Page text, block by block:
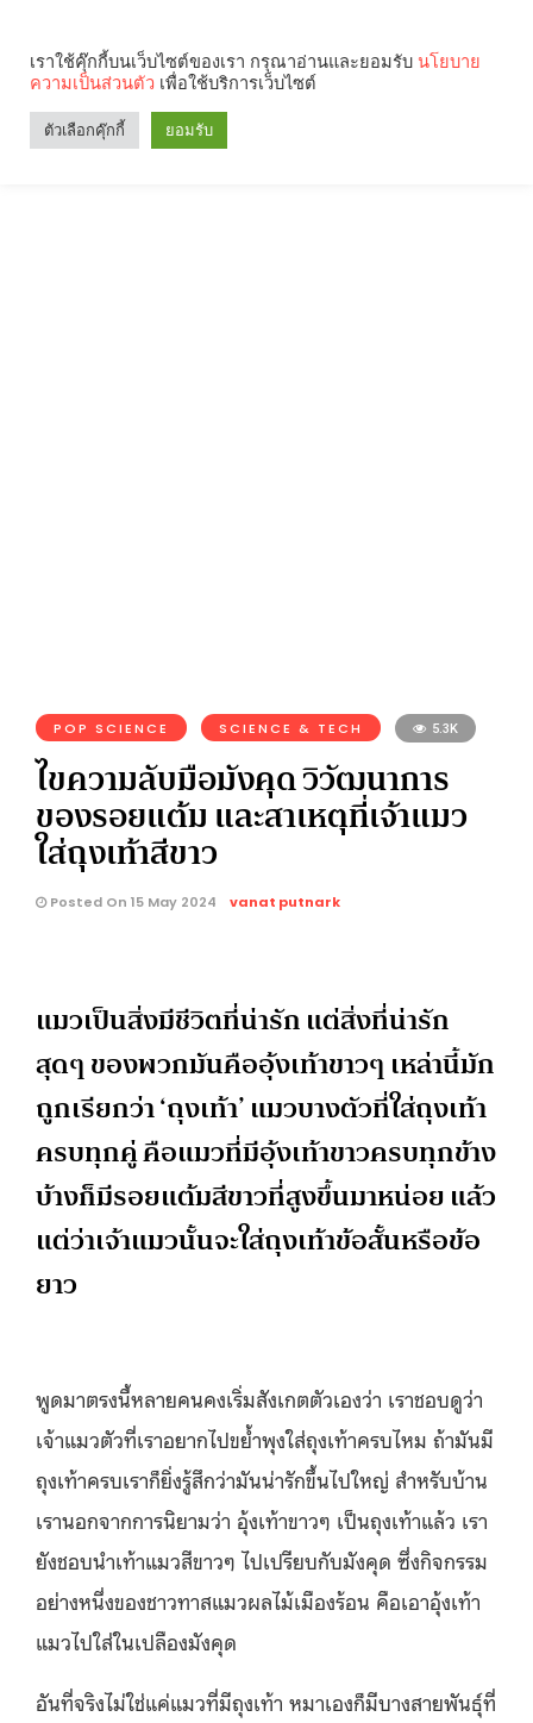
POP SCIENCE SCIENCE & TECH 5.3K
ไขความลับมือมังคุด วิวัฒนาการ
ของรอยแต้ม และสาเหตุที่เจ้าแมว
ใส่ถุงเท้าสีขาว
Posted On 15 May 2024 vanat putnark
แมวเป็นสิ่งมีชีวิตที่น่ารัก แต่สิ่งที่น่ารัก
สุดๆ ของพวกมันคืออุ้งเท้าขาวๆ เหล่านี้มัก
ถูกเรียกว่า ‘ถุงเท้า’ แมวบางตัวที่ใส่ถุงเท้า
ครบทุกคู่ คือแมวที่มีอุ้งเท้าขาวครบทุกข้าง
บ้างก็มีรอยแต้มสีขาวที่สูงขึ้นมาหน่อย แล้ว
แต่ว่าเจ้าแมวนั้นจะใส่ถุงเท้าข้อสั้นหรือข้อ
ยาว
พูดมาตรงนี้หลายคนคงเริ่มสังเกตตัวเองว่า เราชอบดูว่า
เจ้าแมวตัวที่เราอยากไปขย้ำพุงใส่ถุงเท้าครบไหม ถ้ามันมี
ถุงเท้าครบเราก็ยิ่งรู้สึกว่ามันน่ารักขึ้นไปใหญ่ สำหรับบ้าน
เรานอกจากการนิยามว่า อุ้งเท้าขาวๆ เป็นถุงเท้าแล้ว เรา
ยังชอบนำเท้าแมวสีขาวๆ ไปเปรียบกับมังคุด ซึ่งกิจกรรม
อย่างหนึ่งของชาวทาสแมวผลไม้เมืองร้อน คือเอาอุ้งเท้า
แมวไปใส่ในเปลืองมังคุด
อันที่จริงไม่ใช่แค่แมวที่มีถุงเท้า หมาเองก็มีบางสายพันธุ์ที่
เราใช้คุ๊กกี้บนเว็บไซต์ของเรา กรุณาอ่านและยอมรับ นโยบาย
ความเป็นส่วนตัว เพื่อใช้บริการเว็บไซต์
ตัวเลือกคุ๊กกี้ ยอมรับ